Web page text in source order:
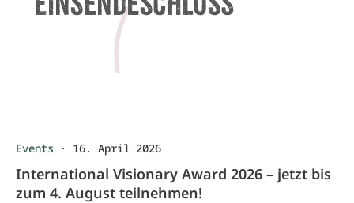
Events · 16. April 2026
International Visionary Award 2026 – jetzt bis
zum 4. August teilnehmen!